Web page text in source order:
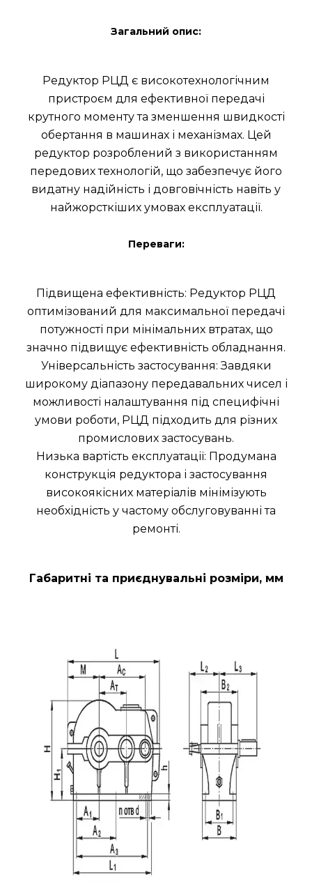
Загальний опис:
Редуктор РЦД є високотехнологічним
пристроєм для ефективної передачі
крутного моменту та зменшення швидкості
обертання в машинах і механізмах. Цей
редуктор розроблений з використанням
передових технологій, що забезпечує його
видатну надійність і довговічність навіть у
найжорсткіших умовах експлуатації.
Переваги:
Підвищена ефективність: Редуктор РЦД
оптимізований для максимальної передачі
потужності при мінімальних втратах, що
значно підвищує ефективність обладнання.
Універсальність застосування: Завдяки
широкому діапазону передавальних чисел і
можливості налаштування під специфічні
умови роботи, РЦД підходить для різних
промислових застосувань.
Низька вартість експлуатації: Продумана
конструкція редуктора і застосування
високоякісних матеріалів мінімізують
необхідність у частому обслуговуванні та
ремонті.
Габаритні та приєднувальні розміри, мм